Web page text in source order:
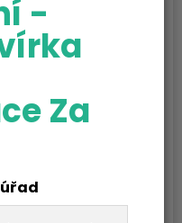
hlasování
souboru: 130 Kb
hlasování
-
Za
úřad